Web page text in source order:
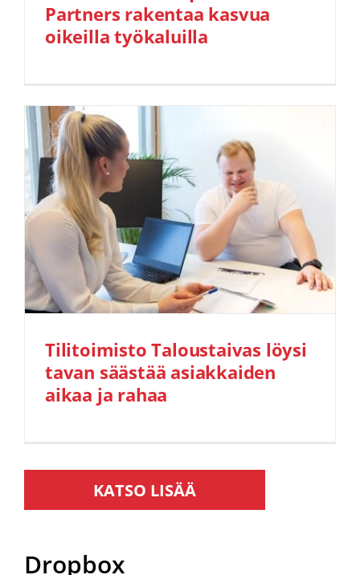
Partners rakentaa kasvua
oikeilla työkaluilla
Tilitoimisto Taloustaivas löysi
tavan säästää asiakkaiden
aikaa ja rahaa
Dropbox